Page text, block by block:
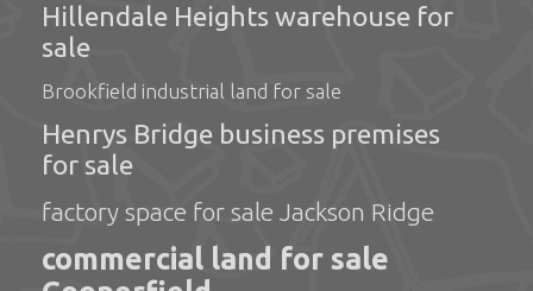
Hillendale Heights warehouse for
sale
Brookfield industrial land for sale
Henrys Bridge business premises
for sale
factory space for sale Jackson Ridge
commercial land for sale